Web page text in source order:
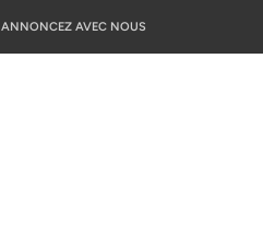
ANNONCEZ AVEC NOUS